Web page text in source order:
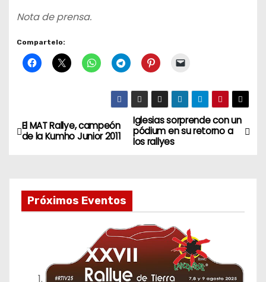
Nota de prensa.
Compartelo:
N
Iglesias sorprende con un
pódium en su retorno a
los rallyes
El MAT Rallye, campeón
de la Kumho Junior 2011
Próximos Eventos